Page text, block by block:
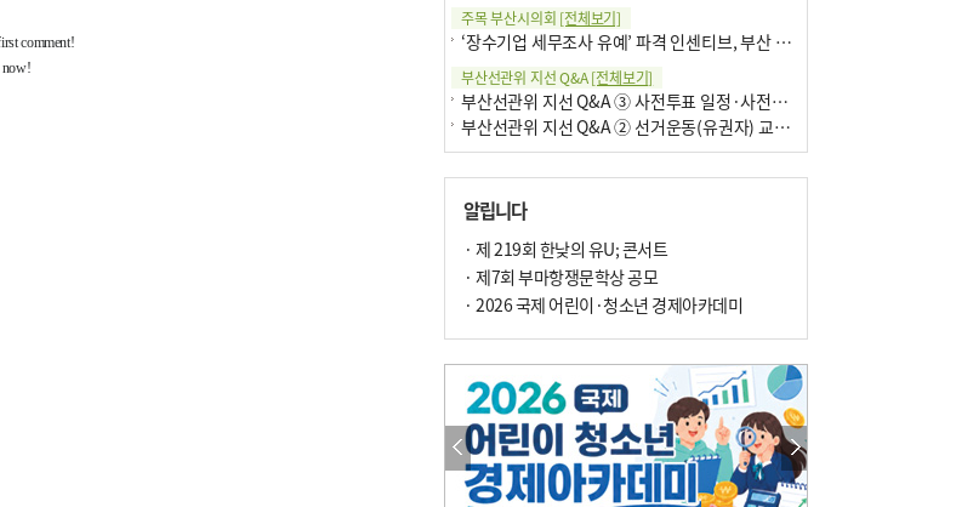
주목 부산시의회 [전체보기]
‘장수기업 세무조사 유예’ 파격 인센티브, 부산 유출 막을까
부산선관위 지선 Q&A[전체보기]
부산선관위 지선 Q&A ③ 사전투표 일정·사전투표함 보관
부산선관위 지선 Q&A ② 선거운동(유권자) 교육감투표용지
알립니다
· 제 219회 한낮의 유U; 콘서트
· 제7회 부마항쟁문학상 공모
· 2026 국제 어린이·청소년 경제아카데미